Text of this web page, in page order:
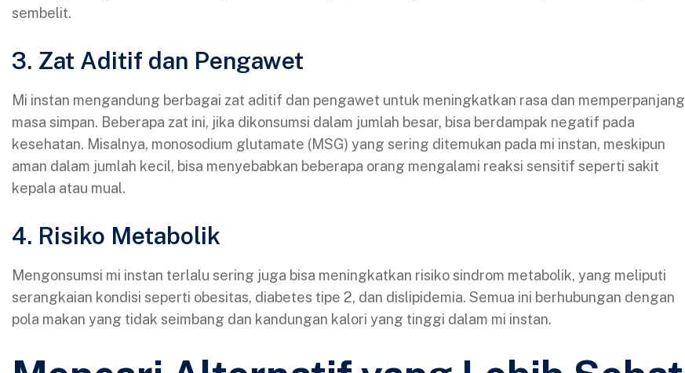
sembelit.
3. Zat Aditif dan Pengawet
Mi instan mengandung berbagai zat aditif dan pengawet untuk meningkatkan rasa dan memperpanjang
masa simpan. Beberapa zat ini, jika dikonsumsi dalam jumlah besar, bisa berdampak negatif pada
kesehatan. Misalnya, monosodium glutamate (MSG) yang sering ditemukan pada mi instan, meskipun
aman dalam jumlah kecil, bisa menyebabkan beberapa orang mengalami reaksi sensitif seperti sakit
kepala atau mual.
4. Risiko Metabolik
Mengonsumsi mi instan terlalu sering juga bisa meningkatkan risiko sindrom metabolik, yang meliputi
serangkaian kondisi seperti obesitas, diabetes tipe 2, dan dislipidemia. Semua ini berhubungan dengan
pola makan yang tidak seimbang dan kandungan kalori yang tinggi dalam mi instan.